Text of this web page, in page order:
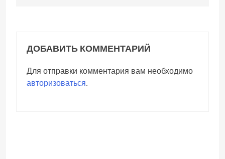
ДОБАВИТЬ КОММЕНТАРИЙ
Для отправки комментария вам необходимо
авторизоваться.